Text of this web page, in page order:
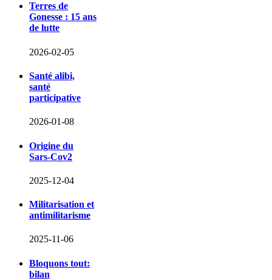
Terres de
Gonesse : 15 ans
de lutte
2026-02-05
Santé alibi,
santé
participative
2026-01-08
Origine du
Sars-Cov2
2025-12-04
Militarisation et
antimilitarisme
2025-11-06
Bloquons tout:
bilan